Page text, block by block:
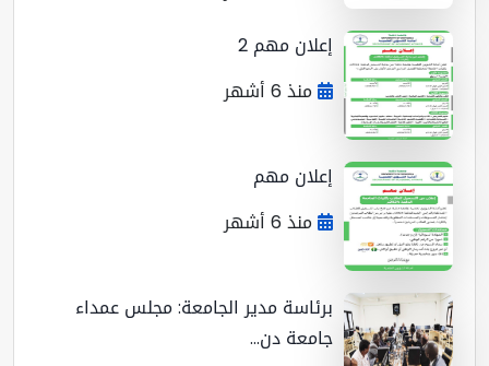
إعلان مهم 2
منذ 6 أشهر
إعلان مهم
منذ 6 أشهر
برئاسة مدير الجامعة: مجلس عمداء
جامعة دن...